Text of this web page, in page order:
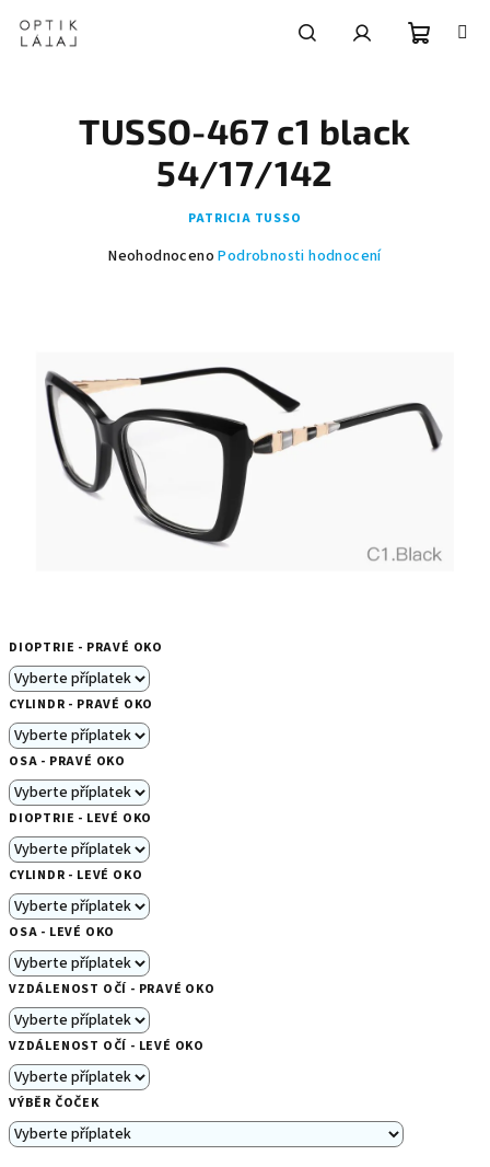
obsah
košík
DIOPTRIE - PRAVÉ OKO
CYLINDR - PRAVÉ OKO
OSA - PRAVÉ OKO
DIOPTRIE - LEVÉ OKO
CYLINDR - LEVÉ OKO
OSA - LEVÉ OKO
VZDÁLENOST OČÍ - PRAVÉ OKO
VZDÁLENOST OČÍ - LEVÉ OKO
VÝBĚR ČOČEK
TUSSO-467 c1 black
54/17/142
PATRICIA TUSSO
Průměrné
5
hvězdiček.
Neohodnoceno Podrobnosti hodnocení